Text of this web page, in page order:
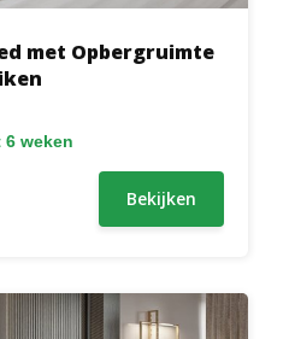
met Opbergruimte
6 weken
Bekijken